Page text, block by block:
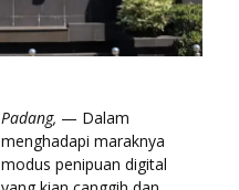
Padang, — Dalam
menghadapi maraknya
modus penipuan digital